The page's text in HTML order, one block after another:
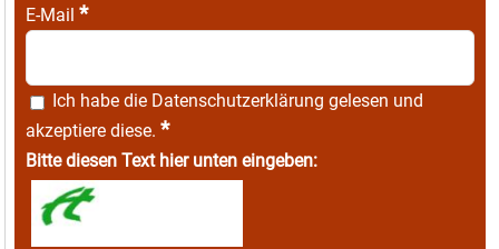
E-Mail *
Ich habe die Datenschutzerklärung gelesen und
akzeptiere diese. *
Bitte diesen Text hier unten eingeben: